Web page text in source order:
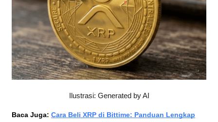
Ilustrasi: Generated by AI
Baca Juga: Cara Beli XRP di Bittime: Panduan Lengkap